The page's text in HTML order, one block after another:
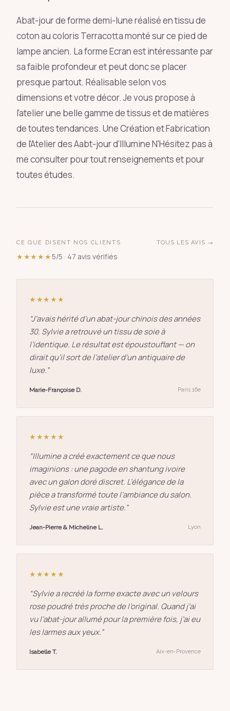
Abat-jour de forme demi-lune réalisé en tissu de
coton au coloris Terracotta monté sur ce pied de
lampe ancien. La forme Ecran est intéressante par
sa faible profondeur et peut donc se placer
presque partout. Réalisable selon vos
dimensions et votre décor. Je vous propose à
l'atelier une belle gamme de tissus et de matières
de toutes tendances. Une Création et Fabrication
de l'Atelier des Aabt-jour d'Illumine N'Hésitez pas à
me consulter pour tout renseignements et pour
toutes études.
CE QUE DISENT NOS CLIENTS
★★★★★5/5 · 47 avis vérifiés
TOUS LES AVIS →
★★★★★
“J’avais hérité d’un abat-jour chinois des années
30. Sylvie a retrouvé un tissu de soie à
l’identique. Le résultat est époustouflant — on
dirait qu’il sort de l’atelier d’un antiquaire de
luxe.”
Marie-Françoise D. Paris 16e
★★★★★
“Illumine a créé exactement ce que nous
imaginions : une pagode en shantung ivoire
avec un galon doré discret. L’élégance de la
pièce a transformé toute l’ambiance du salon.
Sylvie est une vraie artiste.”
Jean-Pierre & Micheline L. Lyon
★★★★★
“Sylvie a recréé la forme exacte avec un velours
rose poudré très proche de l’original. Quand j’ai
vu l’abat-jour allumé pour la première fois, j’ai eu
les larmes aux yeux.”
Isabelle T. Aix-en-Provence